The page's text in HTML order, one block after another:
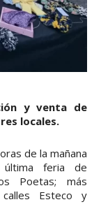
y venta de
locales.
de la mañana
feria de
Poetas; más
Esteco y